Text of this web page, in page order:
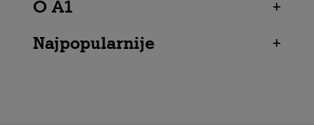
O A1
+
Najpopularnije
+